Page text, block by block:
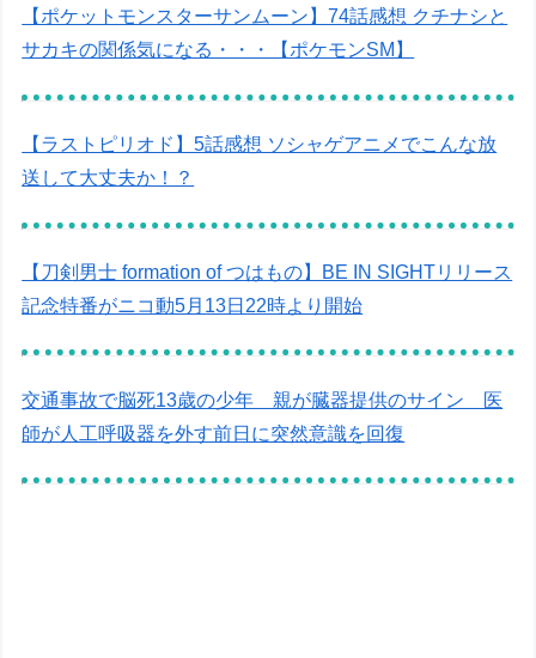
【ポケットモンスターサンムーン】74話感想 クチナシと
サカキの関係気になる・・・【ポケモンSM】
【ラストピリオド】5話感想 ソシャゲアニメでこんな放
送して大丈夫か！？
【刀剣男士 formation of つはもの】BE IN SIGHTリリース
記念特番がニコ動5月13日22時より開始
交通事故で脳死13歳の少年 親が臓器提供のサイン 医
師が人工呼吸器を外す前日に突然意識を回復